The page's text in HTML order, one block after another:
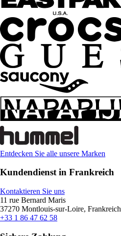
Entdecken Sie alle unsere Marken
Kundendienst in Frankreich
Kontaktieren Sie uns
11 rue Bernard Maris
37270 Montlouis-sur-Loire, Frankreich
+33 1 86 47 62 58